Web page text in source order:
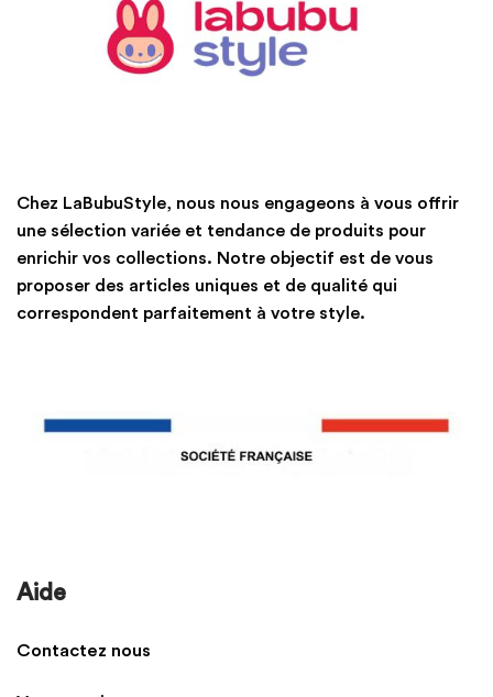
Chez LaBubuStyle, nous nous engageons à vous offrir
une sélection variée et tendance de produits pour
enrichir vos collections. Notre objectif est de vous
proposer des articles uniques et de qualité qui
correspondent parfaitement à votre style.
Aide
Contactez nous